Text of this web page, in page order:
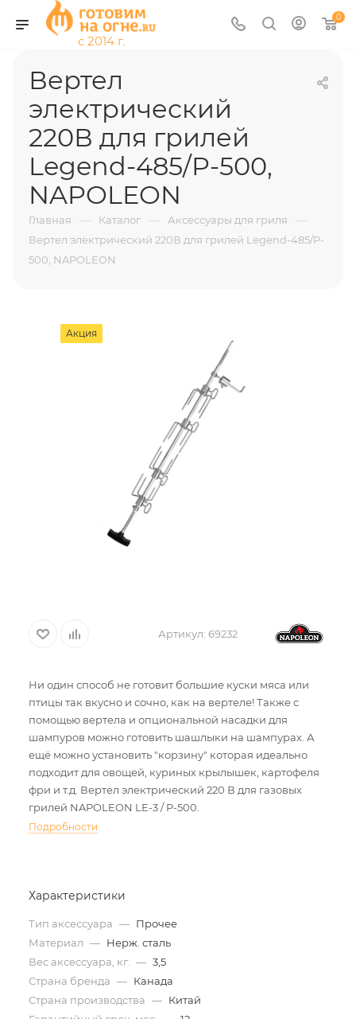
0
Вертел
электрический
220В для грилей
Legend-485/P-500,
NAPOLEON
Главная — Каталог — Аксессуары для гриля —
Вертел электрический 220В для грилей Legend-485/P-
500, NAPOLEON
Акция
Артикул: 69232
Ни один способ не готовит большие куски мяса или
птицы так вкусно и сочно, как на вертеле! Также с
помощью вертела и опциональной насадки для
шампуров можно готовить шашлыки на шампурах. А
ещё можно установить "корзину" которая идеально
подходит для овощей, куриных крылышек, картофеля
фри и т.д. Вертел электрический 220 В для газовых
грилей NAPOLEON LE-3 / P-500.
Подробности
Характеристики
Тип аксессуара — Прочее
Материал — Нерж. сталь
Вес аксессуара, кг.
— 3,5
Страна бренда — Канада
Страна производства — Китай